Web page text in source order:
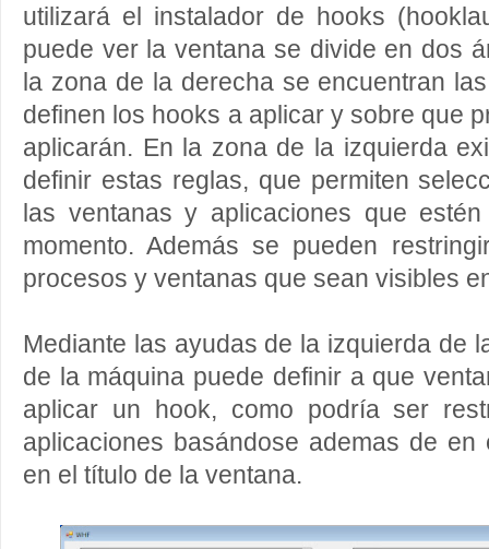
utilizará el instalador de hooks
puede ver la ventana se divide en dos
la zona de la derecha se encuentran
definen los hooks a aplicar y sobre que
aplicarán. En la zona de la izquierda
definir estas reglas, que permiten
las ventanas y aplicaciones que
momento. Además se pueden
procesos y ventanas que sean visibles
Mediante las ayudas de la izquierda de
de la máquina puede definir a que
aplicar un hook, como podría ser
aplicaciones basándose ademas de
en el título de la ventana.